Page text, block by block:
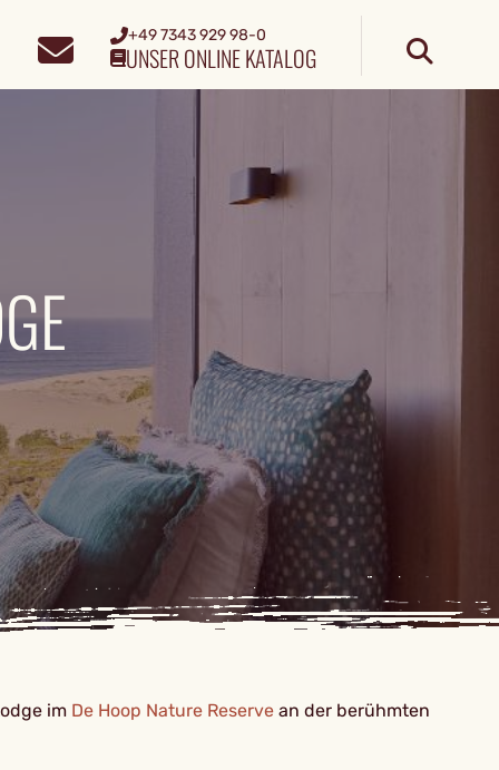
+49 7343 929 98-0
UNSER ONLINE KATALOG
im De Hoop Nature Reserve an der berühmten